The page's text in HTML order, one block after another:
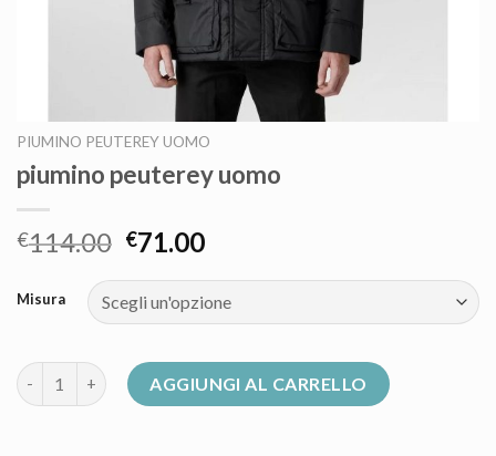
PIUMINO PEUTEREY UOMO
piumino peuterey uomo
€114.00 €71.00
Misura
piumino peuterey uomo quantitàAGGIUNGI AL CARRELLO